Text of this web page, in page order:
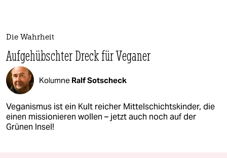
Die Wahrheit
Aufgehübschter Dreck für Veganer
Kolumne Ralf Sotscheck
Veganismus ist ein Kult reicher Mittelschichtskinder, die
einen missionieren wollen – jetzt auch noch auf der
Grünen Insel!